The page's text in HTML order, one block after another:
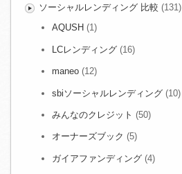
ソーシャルレンディング 比較 (131)
AQUSH (1)
LCレンディング (16)
maneo (12)
sbiソーシャルレンディング (10)
みんなのクレジット (50)
オーナーズブック (5)
ガイアファンディング (4)